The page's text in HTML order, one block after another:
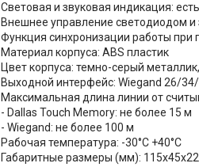
Световая и звуковая индикация: есть
Внешнее управление светодиодом
Функция синхронизации работы при
Материал корпуса: ABS пластик
Цвет корпуса: темно-серый
Выходной интерфейс: Wiegand 26/
Максимальная длина линии от
- Dallas Touch Memory: не более 15 м
- Wiegand: не более 100 м
Рабочая температура: -30°С +40°С
Габаритные размеры (мм): 115х45х22